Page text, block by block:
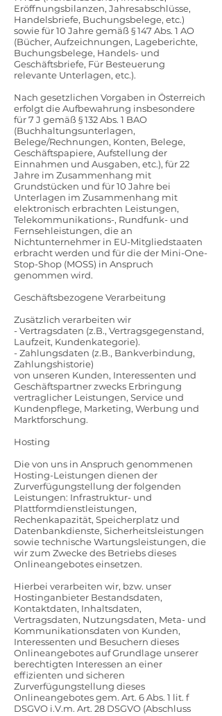
Eröffnungsbilanzen, Jahresabschlüsse,
Handelsbriefe, Buchungsbelege, etc.)
sowie für 10 Jahre gemäß § 147 Abs. 1 AO
(Bücher, Aufzeichnungen, Lageberichte,
Buchungsbelege, Handels- und
Geschäftsbriefe, Für Besteuerung
relevante Unterlagen, etc.).
Nach gesetzlichen Vorgaben in Österreich
erfolgt die Aufbewahrung insbesondere
für 7 J gemäß § 132 Abs. 1 BAO
(Buchhaltungsunterlagen,
Belege/Rechnungen, Konten, Belege,
Geschäftspapiere, Aufstellung der
Einnahmen und Ausgaben, etc.), für 22
Jahre im Zusammenhang mit
Grundstücken und für 10 Jahre bei
Unterlagen im Zusammenhang mit
elektronisch erbrachten Leistungen,
Telekommunikations-, Rundfunk- und
Fernsehleistungen, die an
Nichtunternehmer in EU-Mitgliedstaaten
erbracht werden und für die der Mini-One-
Stop-Shop (MOSS) in Anspruch
genommen wird.
Geschäftsbezogene Verarbeitung
Zusätzlich verarbeiten wir
- Vertragsdaten (z.B., Vertragsgegenstand,
Laufzeit, Kundenkategorie).
- Zahlungsdaten (z.B., Bankverbindung,
Zahlungshistorie)
von unseren Kunden, Interessenten und
Geschäftspartner zwecks Erbringung
vertraglicher Leistungen, Service und
Kundenpflege, Marketing, Werbung und
Marktforschung.
Hosting
Die von uns in Anspruch genommenen
Hosting-Leistungen dienen der
Zurverfügungstellung der folgenden
Leistungen: Infrastruktur- und
Plattformdienstleistungen,
Rechenkapazität, Speicherplatz und
Datenbankdienste, Sicherheitsleistungen
sowie technische Wartungsleistungen, die
wir zum Zwecke des Betriebs dieses
Onlineangebotes einsetzen.
Hierbei verarbeiten wir, bzw. unser
Hostinganbieter Bestandsdaten,
Kontaktdaten, Inhaltsdaten,
Vertragsdaten, Nutzungsdaten, Meta- und
Kommunikationsdaten von Kunden,
Interessenten und Besuchern dieses
Onlineangebotes auf Grundlage unserer
berechtigten Interessen an einer
effizienten und sicheren
Zurverfügungstellung dieses
Onlineangebotes gem. Art. 6 Abs. 1 lit. f
DSGVO i.V.m. Art. 28 DSGVO (Abschluss